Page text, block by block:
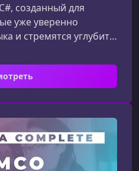
созданный для
уже уверенно
и стремятся углубить
квалификацию для
в реальных
на курсеПрограмма
на C#, помогая
уровня к
возможности языка
яз